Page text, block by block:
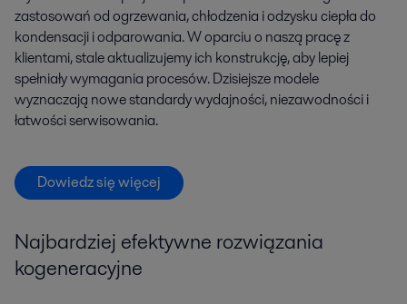
zastosowań od ogrzewania, chłodzenia i odzysku ciepła do
kondensacji i odparowania. W oparciu o naszą pracę z
klientami, stale aktualizujemy ich konstrukcję, aby lepiej
spełniały wymagania procesów. Dzisiejsze modele
wyznaczają nowe standardy wydajności, niezawodności i
łatwości serwisowania.
Dowiedz się więcej
Najbardziej efektywne rozwiązania
kogeneracyjne